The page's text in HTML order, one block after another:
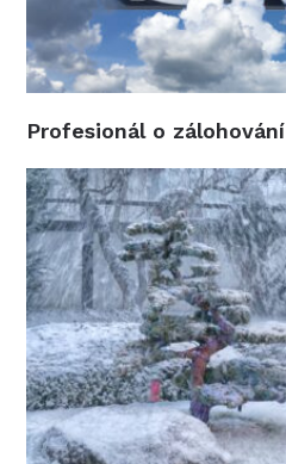
Profesionál o zálohování